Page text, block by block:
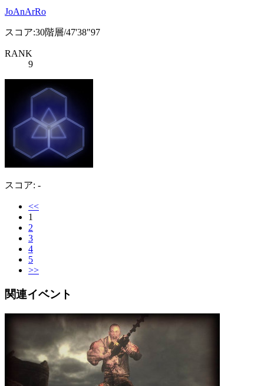
JoAnArRo
スコア:30階層/47'38"97
RANK
9
スコア: -
<<
1
2
3
4
5
>>
関連イベント